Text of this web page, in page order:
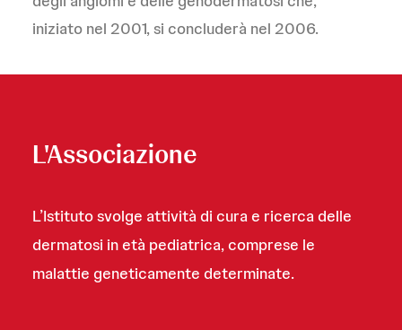
iniziato nel 2001, si concluderà nel 2006.
L'Associazione
L’Istituto svolge attività di cura e ricerca delle
dermatosi in età pediatrica, comprese le
malattie geneticamente determinate.